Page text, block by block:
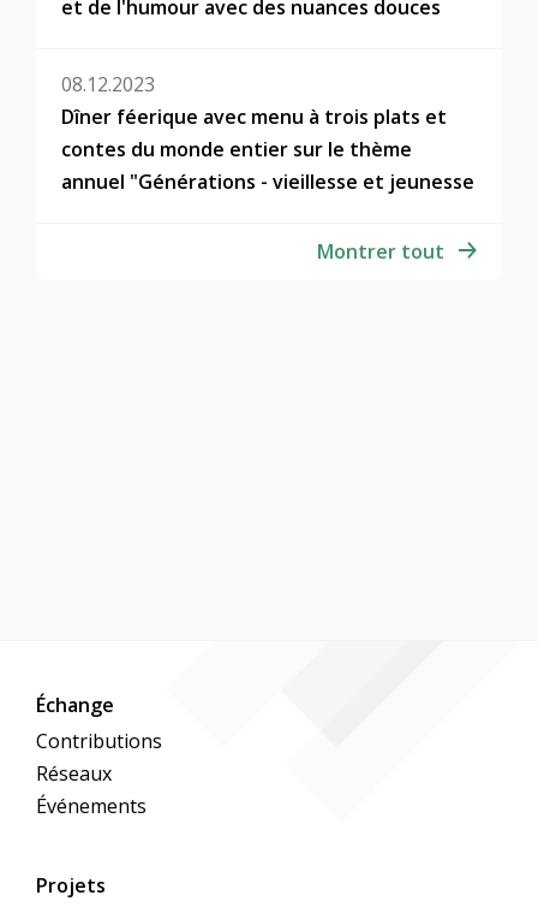
et de l'humour avec des nuances douces
08.12.2023
Dîner féerique avec menu à trois plats et
contes du monde entier sur le thème
annuel "Générations - vieillesse et jeunesse
Montrer tout
Échange
Contributions
Réseaux
Événements
Projets